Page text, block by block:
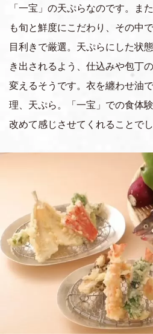
「一宝」の天ぷらなのです。ま
も旬と鮮度にこだわり、その中
目利きで厳選。天ぷらにした状
き出されるよう、仕込みや包丁
変えるそうです。衣を纏わせ油
理、天ぷら。「一宝」での食体
改めて感じさせてくれることでし